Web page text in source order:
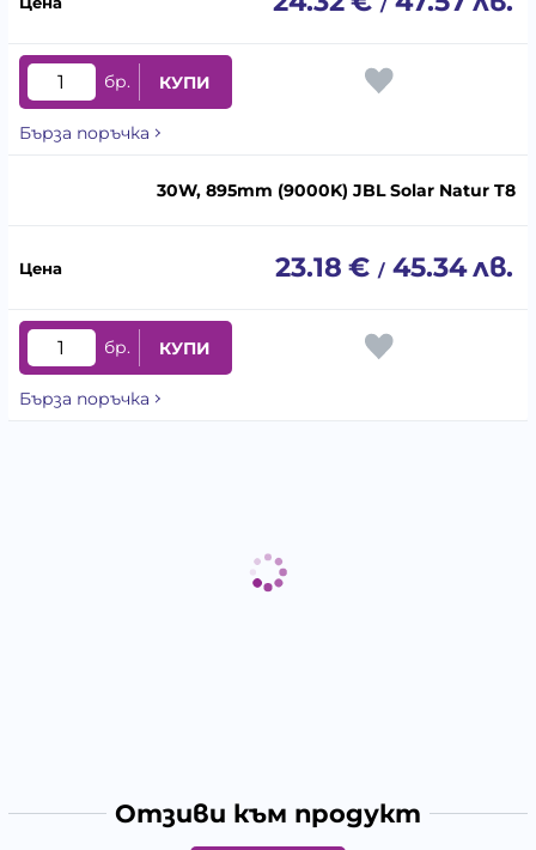
/
бр. КУПИ
Бърза поръчка
30W, 895mm (9000K) JBL Solar Natur T8
23.18 € / 45.34лв.
бр. КУПИ
Бърза поръчка
Отзиви към продукт